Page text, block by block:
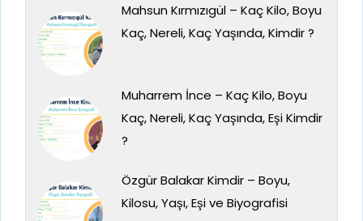
Mahsun Kırmızıgül – Kaç Kilo, Boyu
Kaç, Nereli, Kaç Yaşında, Kimdir ?
Muharrem İnce – Kaç Kilo, Boyu
Kaç, Nereli, Kaç Yaşında, Eşi Kimdir
?
Özgür Balakar Kimdir – Boyu,
Kilosu, Yaşı, Eşi ve Biyografisi